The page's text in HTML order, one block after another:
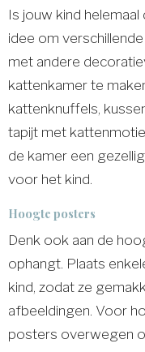
Is jouw kind
idee om
met andere
kattenkamer te
kattenknuffels,
tapijt met
de kamer een
voor het kind.
Hoogte posters
Denk ook aan de
ophangt. Plaats
kind, zodat ze
afbeeldingen. Voor
posters overwegen